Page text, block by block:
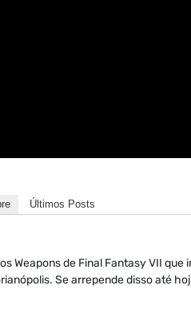
Últimos Posts
Weapons de Final Fantasy VII
Se arrepende disso até